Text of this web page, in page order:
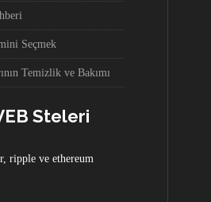
Seçmek
Temizlik ve Bakımı
Steleri